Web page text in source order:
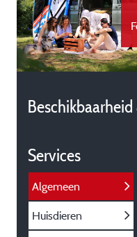
Services
Algemeen
Huisdieren